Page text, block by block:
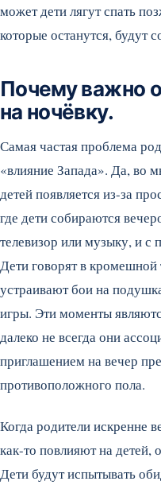
может дети лягут спать
которые останутся, будут
Почему важно
на ночёвку.
Самая частая проблема
«влияние Запада». Да, во
детей появляется из-за
где дети собираются
телевизор или музыку, и с
Дети говорят в
устраивают бои на
игры. Эти моменты
далеко не всегда они
приглашением на вечер
противоположного пола.
Когда родители искренне
как-то повлияют на
Дети будут испытывать